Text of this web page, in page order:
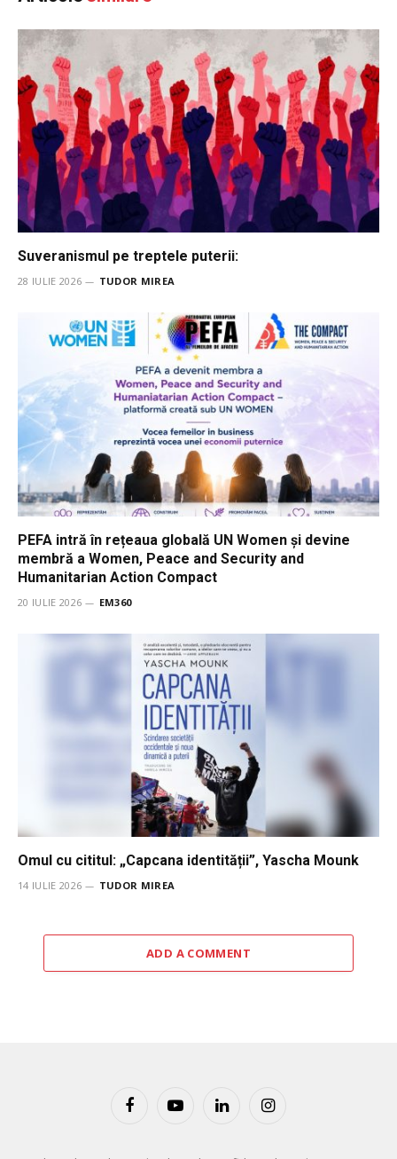
Suveranismul pe treptele puterii:
28 IULIE 2026 TUDOR MIREA
PEFA intră în rețeaua globală UN Women și devine
membră a Women, Peace and Security and
Humanitarian Action Compact
20 IULIE 2026 EM360
Omul cu cititul: „Capcana identității”, Yascha Mounk
14 IULIE 2026 TUDOR MIREA
ADD A COMMENT
FacebookYouTubeLinkedInInstagram